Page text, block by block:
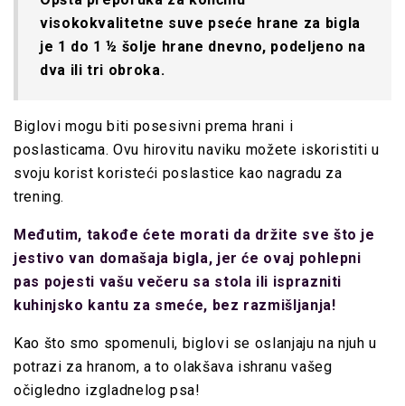
visokokvalitetne suve pseće hrane za bigla
je 1 do 1 ½ šolje hrane dnevno, podeljeno na
dva ili tri obroka.
Biglovi mogu biti posesivni prema hrani i
poslasticama. Ovu hirovitu naviku možete iskoristiti u
svoju korist koristeći poslastice kao nagradu za
trening.
Međutim, takođe ćete morati da držite sve što je
jestivo van domašaja bigla, jer će ovaj pohlepni
pas pojesti vašu večeru sa stola ili isprazniti
kuhinjsko kantu za smeće, bez razmišljanja!
Kao što smo spomenuli, biglovi se oslanjaju na njuh u
potrazi zahranom, a to olakšava ishranu vašeg
očigledno izgladnelog psa!